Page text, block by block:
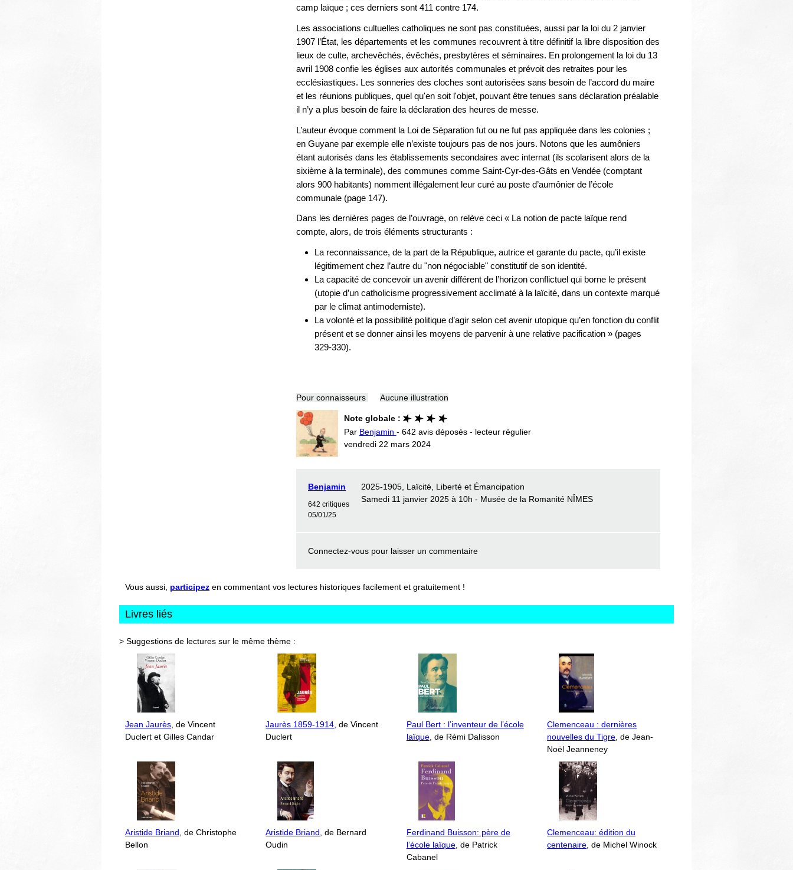
camp laïque ; ces derniers sont 411 contre 174.
Les associations cultuelles catholiques ne sont pas constituées, aussi par la loi du 2 janvier
1907 l’État, les départements et les communes recouvrent à titre définitif la libre disposition des
lieux de culte, archevêchés, évêchés, presbytères et séminaires. En prolongement la loi du 13
avril 1908 confie les églises aux autorités communales et prévoit des retraites pour les
ecclésiastiques. Les sonneries des cloches sont autorisées sans besoin de l’accord du maire
et les réunions publiques, quel qu'en soit l'objet, pouvant être tenues sans déclaration préalable
il n’y a plus besoin de faire la déclaration des heures de messe.
L’auteur évoque comment la Loi de Séparation fut ou ne fut pas appliquée dans les colonies ;
en Guyane par exemple elle n’existe toujours pas de nos jours. Notons que les aumôniers
étant autorisés dans les établissements secondaires avec internat (ils scolarisent alors de la
sixième à la terminale), des communes comme Saint-Cyr-des-Gâts en Vendée (comptant
alors 900 habitants) nomment illégalement leur curé au poste d’aumônier de l’école
communale (page 147).
Dans les dernières pages de l’ouvrage, on relève ceci « La notion de pacte laïque rend
compte, alors, de trois éléments structurants :
La reconnaissance, de la part de la République, autrice et garante du pacte, qu’il existe
légitimement chez l’autre du "non négociable" constitutif de son identité.
La capacité de concevoir un avenir différent de l’horizon conflictuel qui borne le présent
(utopie d’un catholicisme progressivement acclimaté à la laïcité, dans un contexte marqué
par le climat antimoderniste).
La volonté et la possibilité politique d’agir selon cet avenir utopique qu’en fonction du conflit
présent et se donner ainsi les moyens de parvenir à une relative pacification » (pages
329-330).
Pour connaisseurs Aucune illustration
Note globale :
Par Benjamin - 642 avis déposés - lecteur régulier
vendredi 22 mars 2024
Benjamin
642 critiques
05/01/25
2025-1905, Laïcité, Liberté et Émancipation
Samedi 11 janvier 2025 à 10h - Musée de la Romanité NÎMES
Connectez-vous pour laisser un commentaire
Vous aussi, participez en commentant vos lectures historiques facilement et gratuitement !
Livres liés
> Suggestions de lectures sur le même thème :
Jean Jaurès, de Vincent
Duclert et Gilles Candar
Jaurès 1859-1914, de Vincent
Duclert
Paul Bert : l’inventeur de l’école
laïque, de Rémi Dalisson
Clemenceau : dernières
nouvelles du Tigre, de Jean-
Noël Jeanneney
Aristide Briand, de Christophe
Bellon
Aristide Briand, de Bernard
Oudin
Ferdinand Buisson: père de
l’école laïque, de Patrick
Cabanel
Clemenceau: édition du
centenaire, de Michel Winock